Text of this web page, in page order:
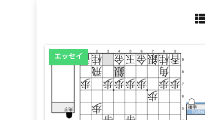
エッセイ